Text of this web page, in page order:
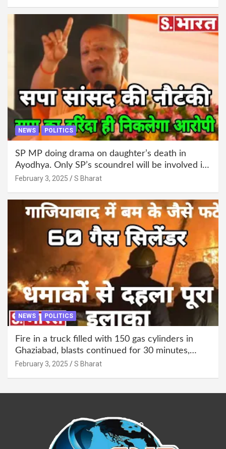
NEWS POLITICS
SP MP doing drama on daughter’s death in
Ayodhya. Only SP’s scoundrel will be involved in
this too @SBharat
February 3, 2025 S Bharat
NEWS POLITICS
Fire in a truck filled with 150 gas cylinders in
Ghaziabad, blasts continued for 30 minutes,
people left their homes and ran away @SBharat
February 3, 2025 S Bharat